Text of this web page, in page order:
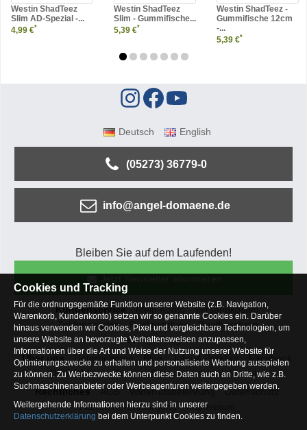
Westin ShadTeez
Slim AD-Spezial -...
4,99 €*
Westin ShadTeez
Slim - Gummifische...
5,39 €*
Westin ShadTeez -
Gummifische 12cm
-...
5,39 €*
Deutsch English
(05273) 36779-0
info@angel-domaene.de
Bleiben Sie auf dem Laufenden!
Kundenservice Mein Konto
Versandkosten
Zahlungsarten
Rücksendung
Kaufberatung
Häufige Fragen
Über uns
Unternehmen Blog Jobs & Praktika
Facebook
Osterfeldsee
Archiv Sitemap
Kontaktformular
Rechtliches
AGB Widerrufsbelehrung
Datenschutz
Altbatterie-Entsorgung
Impressum
Cookies und Tracking
Für die ordnungsgemäße Funktion unserer Website (z.B. Navigation,
Warenkorb, Kundenkonto) setzen wir so genannte Cookies ein. Darüber
hinaus verwenden wir Cookies, Pixel und vergleichbare Technologien, um
unsere Website an bevorzugte Verhaltensweisen anzupassen,
Informationen über die Art und Weise der Nutzung unserer Website für
Optimierungszwecke zu erhalten und personalisierte Werbung ausspielen
zu können. Zu Werbezwecke können diese Daten auch an Dritte, wie z.B.
Suchmaschinenanbieter oder Werbeagenturen weitergegeben werden.
Weitergehende Informationen hierzu sind in unserer
Datenschutzerklärung bei dem Unterpunkt Cookies zu finden.